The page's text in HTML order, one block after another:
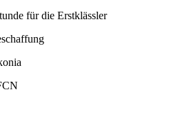
für die Erstklässler